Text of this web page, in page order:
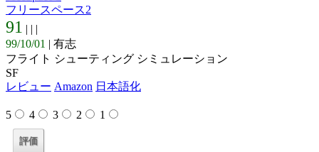
フリースペース2
91 | | |
99/10/01 | 有志
フライト シューティング シミュレーション
SF
レビュー Amazon 日本語化
5 4 3 2 1